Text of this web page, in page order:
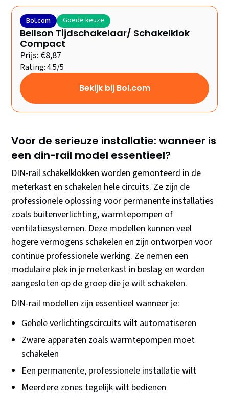
Bol.com Goede keuze
Bellson Tijdschakelaar/ Schakelklok
Compact
Prijs: €8,87
Rating: 4.5/5
Bekijk bij Bol.com
Voor de serieuze installatie: wanneer is
een din-rail model essentieel?
DIN-rail schakelklokken worden gemonteerd in de
meterkast en schakelen hele circuits. Ze zijn de
professionele oplossing voor permanente installaties
zoals buitenverlichting, warmtepompen of
ventilatiesystemen. Deze modellen kunnen veel
hogere vermogens schakelen en zijn ontworpen voor
continue professionele werking. Ze nemen een
modulaire plek in je meterkast in beslag en worden
aangesloten op de groep die je wilt schakelen.
DIN-rail modellen zijn essentieel wanneer je:
Gehele verlichtingscircuits wilt automatiseren
Zware apparaten zoals warmtepompen moet
schakelen
Een permanente, professionele installatie wilt
Meerdere zones tegelijk wilt bedienen